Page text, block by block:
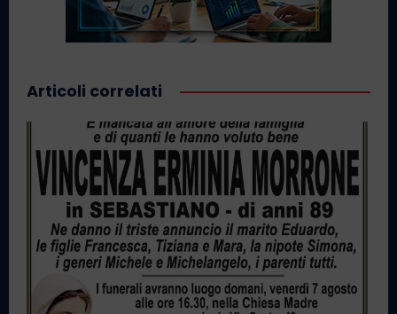
Articoli correlati